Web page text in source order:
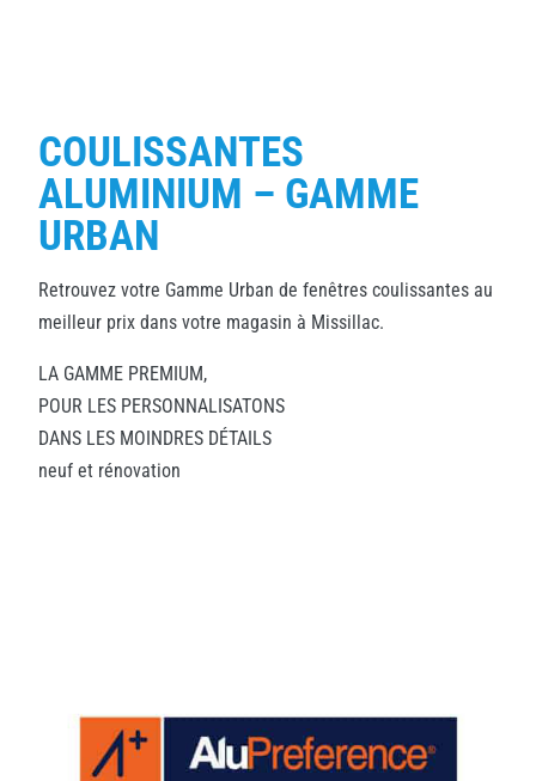
COULISSANTES
ALUMINIUM – GAMME
URBAN
Retrouvez votre Gamme Urban de fenêtres coulissantes au
meilleur prix dans votre magasin à Missillac.
LA GAMME PREMIUM,
POUR LES PERSONNALISATONS
DANS LES MOINDRES DÉTAILS
neuf et rénovation